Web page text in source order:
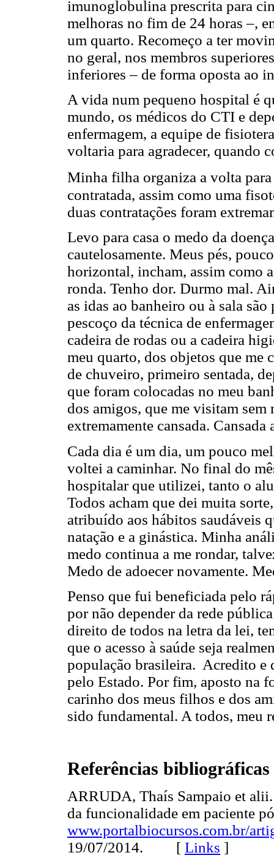
imunoglobulina prescrita para
melhoras no fim de 24 horas –,
um quarto. Recomeço a ter
no geral, nos membros
inferiores – de forma oposta ao
A vida num pequeno hospital é
mundo, os médicos do CTI e
enfermagem, a equipe de
voltaria para agradecer, quando
Minha filha organiza a volta para
contratada, assim como uma
duas contratações foram
Levo para casa o medo da
cautelosamente. Meus pés,
horizontal, incham, assim como
ronda. Tenho dor. Durmo mal.
as idas ao banheiro ou à sala
pescoço da técnica de
cadeira de rodas ou a cadeira
meu quarto, dos objetos que me
de chuveiro, primeiro sentada,
que foram colocadas no meu
dos amigos, que me visitam
extremamente cansada. Cansada
Cada dia é um dia, um pouco
voltei a caminhar. No final do
hospitalar que utilizei, tanto o
Todos acham que dei muita
atribuído aos hábitos saudáveis
natação e a ginástica. Minha
medo continua a me rondar,
Medo de adoecer novamente.
Penso que fui beneficiada pelo
por não depender da rede
direito de todos na letra da lei,
que o acesso à saúde seja
população brasileira. Acredito e
pelo Estado. Por fim, aposto na
carinho dos meus filhos e dos
sido fundamental. A todos, meu
Referências bibliográficas
ARRUDA, Thaís Sampaio et
da funcionalidade em paciente
www.portalbiocursos.com.br/
19/07/2014. [ Links ]